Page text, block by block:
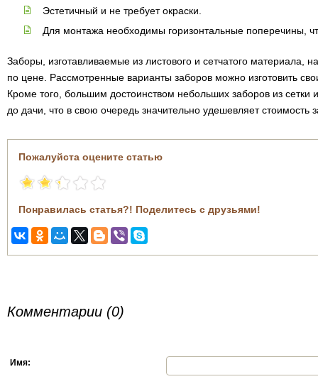
Эстетичный и не требует окраски.
Для монтажа необходимы горизонтальные поперечины,
Заборы, изготавливаемые из листового и сетчатого материала,
по цене. Рассмотренные варианты заборов можно изготовить
Кроме того, большим достоинством небольших заборов из сетки
до дачи, что в свою очередь значительно удешевляет стоимость
Пожалуйста оцените статью
Понравилась статья?! Поделитесь с друзьями!
Комментарии (0)
Имя: